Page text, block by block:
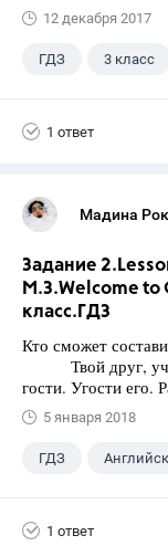
12 декабря 2017
ГДЗ 3 класс
1 ответ
Мадина
Задание
М.З.Welcome to
класс.ГДЗ
Кто сможет
Твой друг,
гости. Угости его.
5 января 2018
ГДЗ
1 ответ